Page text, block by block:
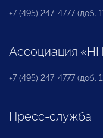
+7 (495) 247-4777 (доб.
Ассоциация
+7 (495) 247-4777 (доб.
Пресс-служба